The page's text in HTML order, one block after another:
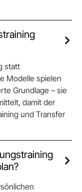
statt
Modelle spielen
Grundlage – sie
damit der
und Transfer